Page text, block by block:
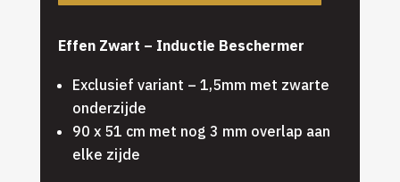
Effen Zwart – Inductie Beschermer
Exclusief variant – 1,5mm met zwarte
onderzijde
90 x 51 cm met nog 3 mm overlap aan
elke zijde